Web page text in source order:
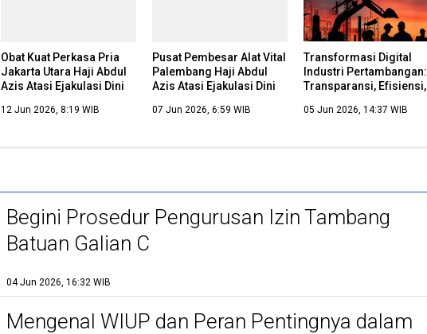
Obat Kuat Perkasa Pria
Jakarta Utara Haji Abdul
Azis Atasi Ejakulasi Dini
12 Jun 2026, 8:19 WIB
Pusat Pembesar Alat Vital
Palembang Haji Abdul
Azis Atasi Ejakulasi Dini
07 Jun 2026, 6:59 WIB
Transformasi Digital
Industri Pertambangan:
Transparansi, Efisiensi,
05 Jun 2026, 14:37 WIB
Begini Prosedur Pengurusan Izin Tambang
Batuan Galian C
04 Jun 2026, 16:32 WIB
Mengenal WIUP dan Peran Pentingnya dalam